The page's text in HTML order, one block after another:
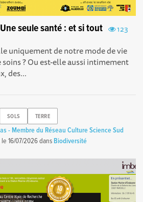
123
seule santé : et si tout
uniquement de notre mode de vie
? Ou est-elle aussi intimement
des...
SOLS TERRE
- Membre du Réseau Culture Science Sud
le16/07/2026dans Biodiversité